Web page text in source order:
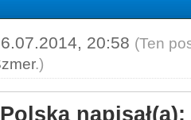
20:58 (Ten
.)
Polska napisał(a):